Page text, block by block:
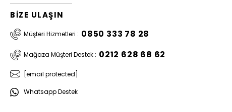
BİZE ULAŞIN
Müşteri Hizmetleri : 0850 333 78 28
Mağaza Müşteri Destek : 0212 628 68 62
[email protected]
Whatsapp Destek